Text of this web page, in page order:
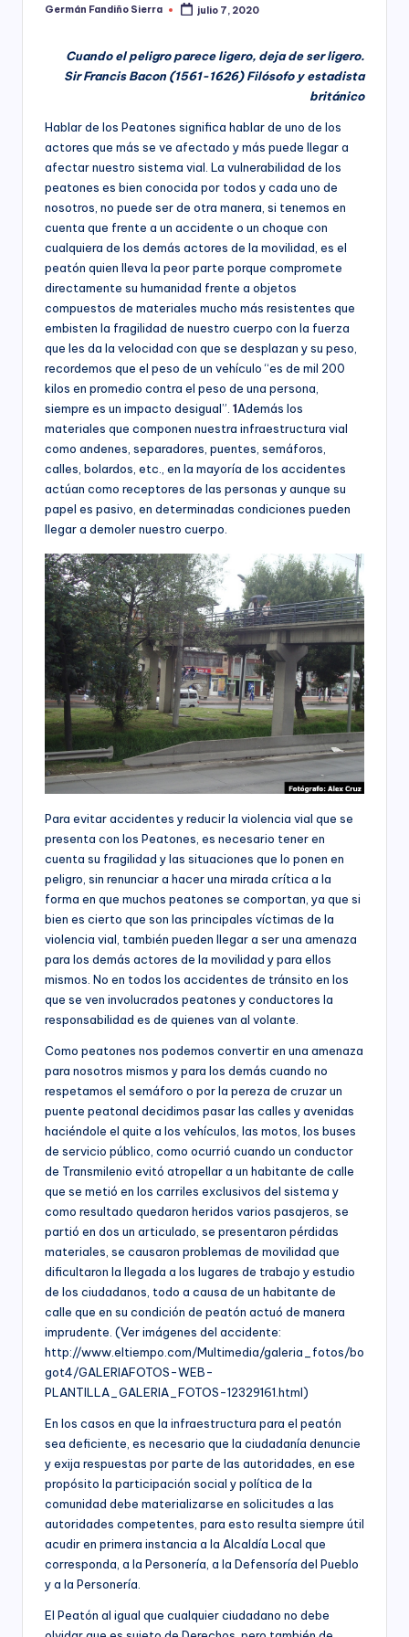
el
D
rr
o
o
C
o
ul
o
rí
F
d
ci
ó
B
o
o
M
ía
ciudadanía,
responsabilidad
debida
construcción
de
ciudadanía
para
construcción
de
paz,
desarrollo
socioeconómico,
cultural
político
nuestro
Fundación
Bogotá
Mía
ofrece
para
las
Empresas
de
los
sectores
de
para
las
Instituciones
Educativas,
para
los
Candidatos,
Movimientos
Partidos
para
las
entidades
del
Sector
Público
nivel
nacional,
departamental
distrital,
los
siguientes
servicios:
Consultoría
especializada
derechos
humanos,
equidad
de
género,
marketing
político,
cultura
Publicado
Germán Fandiño Sierra julio 7, 2020
Cuando el peligro parece ligero, deja de ser ligero.
Sir Francis Bacon (1561-1626) Filósofo y estadista
británico
Hablar de los Peatones significa hablar de uno de los
actores que más se ve afectado y más puede llegar a
afectar nuestro sistema vial. La vulnerabilidad de los
peatones es bien conocida por todos y cada uno de
nosotros, no puede ser de otra manera, si tenemos en
cuenta que frente a un accidente o un choque con
cualquiera de los demás actores de la movilidad, es el
peatón quien lleva la peor parte porque compromete
directamente su humanidad frente a objetos
compuestos de materiales mucho más resistentes que
embisten la fragilidad de nuestro cuerpo con la fuerza
que les da la velocidad con que se desplazan y su peso,
recordemos que el peso de un vehículo “es de mil 200
kilos en promedio contra el peso de una persona,
siempre es un impacto desigual”. 1Además los
materiales que componen nuestra infraestructura vial
como andenes, separadores, puentes, semáforos,
calles, bolardos, etc., en la mayoría de los accidentes
actúan como receptores de las personas y aunque su
papel es pasivo, en determinadas condiciones pueden
llegar a demoler nuestro cuerpo.
Para evitar accidentes y reducir la violencia vial que se
presenta con los Peatones, es necesario tener en
cuenta su fragilidad y las situaciones que lo ponen en
peligro, sin renunciar a hacer una mirada crítica a la
forma en que muchos peatones se comportan, ya que si
bien es cierto que son las principales víctimas de la
violencia vial, también pueden llegar a ser una amenaza
para los demás actores de la movilidad y para ellos
mismos. No en todos los accidentes de tránsito en los
que se ven involucrados peatones y conductores la
responsabilidad es de quienes van al volante.
Como peatones nos podemos convertir en una amenaza
para nosotros mismos y para los demás cuando no
respetamos el semáforo o por la pereza de cruzar un
puente peatonal decidimos pasar las calles y avenidas
haciéndole el quite a los vehículos, las motos, los buses
de servicio público, como ocurrió cuando un conductor
de Transmilenio evitó atropellar a un habitante de calle
que se metió en los carriles exclusivos del sistema y
como resultado quedaron heridos varios pasajeros, se
partió en dos un articulado, se presentaron pérdidas
materiales, se causaron problemas de movilidad que
dificultaron la llegada a los lugares de trabajo y estudio
de los ciudadanos, todo a causa de un habitante de
calle que en su condición de peatón actuó de manera
imprudente. (Ver imágenes del accidente:
http://www.eltiempo.com/Multimedia/galeria_fotos/bo
got4/GALERIAFOTOS-WEB-
PLANTILLA_GALERIA_FOTOS-12329161.html)
En los casos en que la infraestructura para el peatón
sea deficiente, es necesario que la ciudadanía denuncie
y exija respuestas por parte de las autoridades, en ese
propósito la participación social y política de la
comunidad debe materializarse en solicitudes a las
autoridades competentes, para esto resulta siempre útil
acudir en primera instancia a la Alcaldía Local que
corresponda, a la Personería, a la Defensoría del Pueblo
y a la Personería.
El Peatón al igual que cualquier ciudadano no debe